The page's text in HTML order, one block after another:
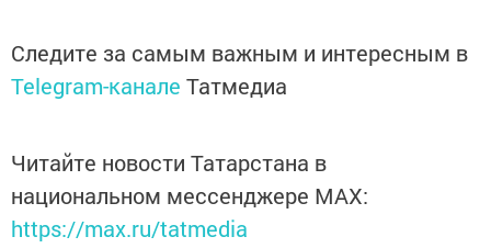
Следите за самым важным и интересным в
Telegram-канале Татмедиа
Читайте новости Татарстана в
национальном мессенджере MАХ:
https://max.ru/tatmedia